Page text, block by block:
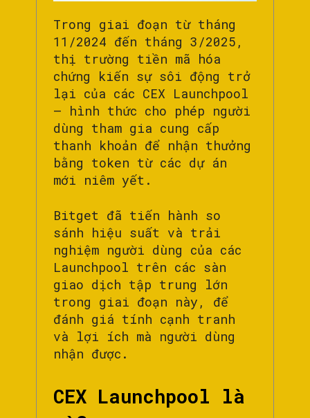
Trong giai đoạn từ tháng
11/2024 đến tháng 3/2025,
thị trường tiền mã hóa
chứng kiến sự sôi động trở
lại của các CEX Launchpool
– hình thức cho phép người
dùng tham gia cung cấp
thanh khoản để nhận thưởng
bằng token từ các dự án
mới niêm yết.
Bitget đã tiến hành so
sánh hiệu suất và trải
nghiệm người dùng của các
Launchpool trên các sàn
giao dịch tập trung lớn
trong giai đoạn này, để
đánh giá tính cạnh tranh
và lợi ích mà người dùng
nhận được.
CEX Launchpool là